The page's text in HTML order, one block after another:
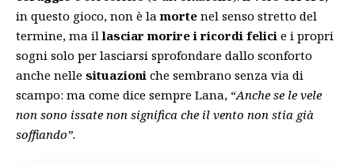
in questo gioco, non è lamorte nel senso stretto del
termine, ma il lasciar morire i ricordi felici e i propri
sogni solo per lasciarsi sprofondare dallo sconforto
anche nelle situazioni che sembrano senza via di
scampo: ma come dice sempre Lana, “Anche se le vele
non sono issate non significa che il vento non stia già
soffiando”.